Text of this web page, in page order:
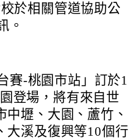
於相關管道協助公
。
賽-桃園市站」訂於1
登場，將有來自世
壢、大園、蘆竹、
大溪及復興等10個行